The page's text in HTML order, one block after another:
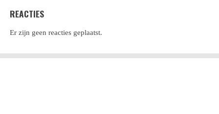
REACTIES
Er zijn geen reacties geplaatst.